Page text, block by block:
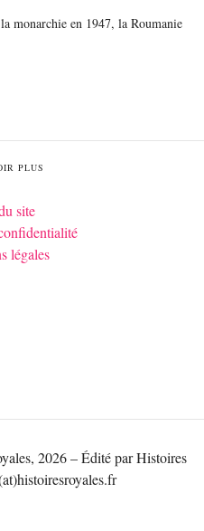
monarchie en 1947, la Roumanie
PLUS
site
légales
2026 – Édité par Histoires